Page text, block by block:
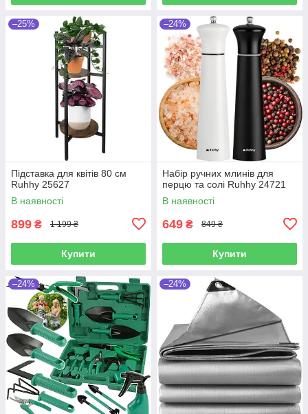
–25%
Підставка для квітів 80 см
Ruhhy 25627
В наявності
899 ₴ 1 199 ₴
Купити
–24%
Набір ручних млинів для
перцю та солі Ruhhy 24721
В наявності
649 ₴ 849 ₴
Купити
–24% –24%